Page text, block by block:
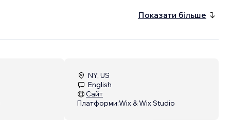
Показати більше
NY, US
English
Сайт
Платформи:Wix & Wix Studio